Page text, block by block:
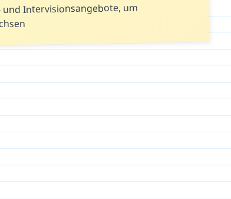
und Intervisionsangebote, um